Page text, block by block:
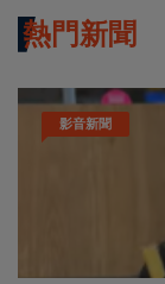
熱門新聞
影音新聞